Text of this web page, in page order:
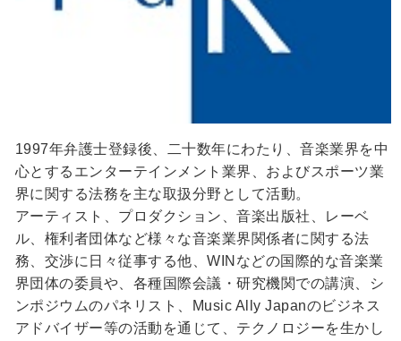
1997年弁護士登録後、二十数年にわたり、音楽業界を中
心とするエンターテインメント業界、およびスポーツ業
界に関する法務を主な取扱分野として活動。
アーティスト、プロダクション、音楽出版社、レーベ
ル、権利者団体など様々な音楽業界関係者に関する法
務、交渉に日々従事する他、WINなどの国際的な音楽業
界団体の委員や、各種国際会議・研究機関での講演、シ
ンポジウムのパネリスト、Music Ally Japanのビジネス
アドバイザー等の活動を通じて、テクノロジーを生かし